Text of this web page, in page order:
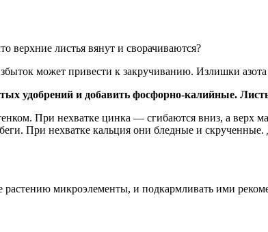
верхние листья вянут и сворачиваются?
может привести к закручиванию. Излишки
удобрений и добавить фосфорно-калийные.
При нехватке цинка — сгибаются вниз, а верх
При нехватке кальция они бледные и
микроэлементы, и подкармливать ими